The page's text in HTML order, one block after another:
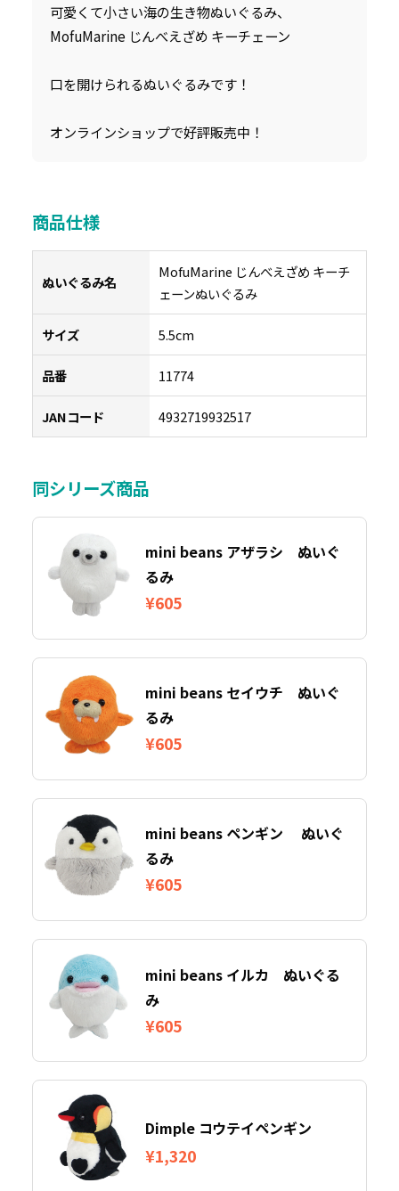
可愛くて小さい海の生き物ぬいぐるみ、
MofuMarine じんべえざめ キーチェーン
口を開けられるぬいぐるみです！
オンラインショップで好評販売中！
商品仕様
ぬいぐるみ名
MofuMarine じんべえざめ キーチ
ェーンぬいぐるみ
サイズ 5.5cm
品番 11774
JANコード 4932719932517
同シリーズ商品
mini beans アザラシ ぬいぐ
るみ
¥605
mini beans セイウチ ぬいぐ
るみ
¥605
mini beans ペンギン ぬいぐ
るみ
¥605
mini beans イルカ ぬいぐる
み
¥605
Dimple コウテイペンギン
¥1,320